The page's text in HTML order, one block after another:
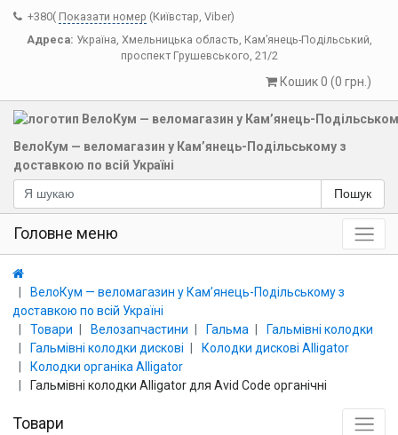
+380( Показати номер (Київстар, Viber)
Адреса: Україна, Хмельницька область, Кам’янець-Подільський,
проспект Грушевського, 21/2
Кошик 0 (0 грн.)
ВелоКум — веломагазин у Кам’янець-Подільському з
доставкою по всій Україні
Пошук
Головне меню
ВелоКум — веломагазин у Кам’янець-Подільському з
доставкою по всій Україні
Товари
Велозапчастини Гальма
Гальмівні колодки
Гальмівні колодки дискові
Колодки дискові Alligator
Колодки органіка Alligator
Гальмівні колодки Alligator для Avid Code органічні
Товари